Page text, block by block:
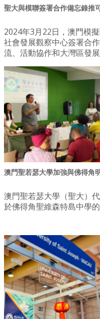
聖大與模聯簽署合作備忘錄推
2024年3月22日，澳門模
社會發展觀察中心簽署合
流、活動協作和大灣區發
澳門聖若瑟大學加強與佛得角
澳門聖若瑟大學（聖大）
於佛得角聖維森特島中學的